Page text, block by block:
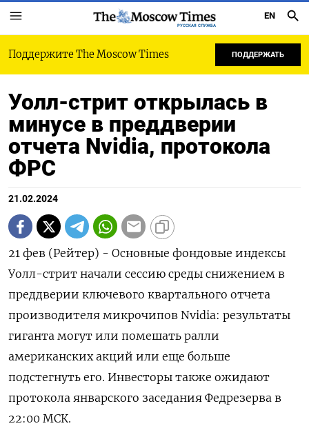
РУССКАЯ СЛУЖБА
EN
Поддержите The Moscow Times ПОДДЕРЖАТЬ
Уолл-стрит открылась в
минусе в преддверии
отчета Nvidia, протокола
ФРС
21.02.2024
21 фев (Рейтер) - Основные фондовые индексы
Уолл-стрит начали сессию среды снижением в
преддверии ключевого квартального отчета
производителя микрочипов Nvidia: результаты
гиганта могут или помешать ралли
американских акций или еще больше
подстегнуть его. Инвесторы также ожидают
протокола январского заседания Федрезерва в
22:00 МСК.